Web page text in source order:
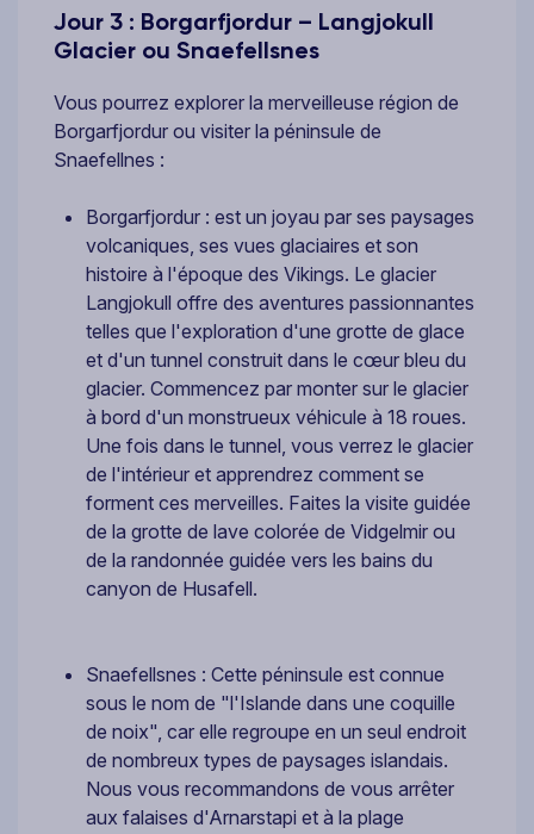
Jour 3 : Borgarfjordur – Langjokull
Glacier ou Snaefellsnes
Vous pourrez explorer la merveilleuse région de
Borgarfjordur ou visiter la péninsule de
Snaefellnes :
Borgarfjordur : est un joyau par ses paysages
volcaniques, ses vues glaciaires et son
histoire à l'époque des Vikings. Le glacier
Langjokull offre des aventures passionnantes
telles que l'exploration d'une grotte de glace
et d'un tunnel construit dans le cœur bleu du
glacier. Commencez par monter sur le glacier
à bord d'un monstrueux véhicule à 18 roues.
Une fois dans le tunnel, vous verrez le glacier
de l'intérieur et apprendrez comment se
forment ces merveilles. Faites la visite guidée
de la grotte de lave colorée de Vidgelmir ou
de la randonnée guidée vers les bains du
canyon de Husafell.
Snaefellsnes : Cette péninsule est connue
sous le nom de "l'Islande dans une coquille
de noix", car elle regroupe en un seul endroit
de nombreux types de paysages islandais.
Nous vous recommandons de vous arrêter
aux falaises d'Arnarstapi et à la plage